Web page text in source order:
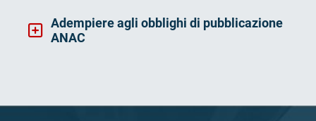
Adempiere agli obblighi di pubblicazione
ANAC